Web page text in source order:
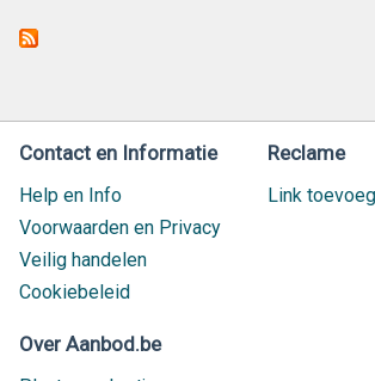
Contact en Informatie
Help en Info
Voorwaarden en Privacy
Veilig handelen
Cookiebeleid
Reclame
Link
Over Aanbod.be